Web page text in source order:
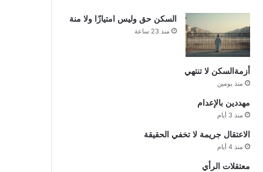
السكن حق وليس امتيازًا ولا منة
منذ 23 ساعة
أزمةالسكن لا تنتهي
منذ يومين
مهددين بالإعدام
منذ 3 أيام
الاعتقال جريمة لا تخفي الحقيقة
منذ 4 أيام
معتقلات الرأي